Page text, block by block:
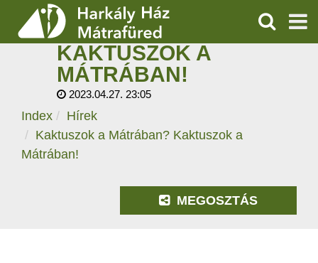
SZOLGÁLTATÁSOK
PROGRAMOK
HÍREK
KERESÉS
KAKTUSZOK A
MÁTRÁBAN?
KAKTUSZOK A
MÁTRÁBAN!
2023.04.27. 23:05
Index
Hírek
Kaktuszok a Mátrában? Kaktuszok a
Mátrában!
MEGOSZTÁS